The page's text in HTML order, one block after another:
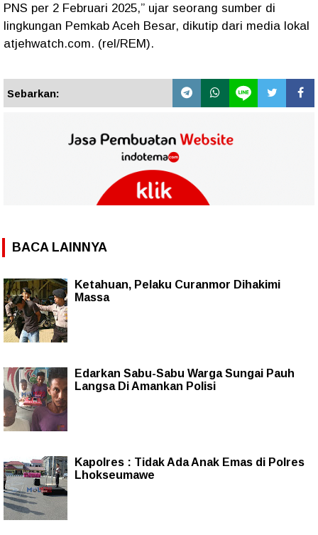
PNS per 2 Februari 2025,” ujar seorang sumber di
lingkungan Pemkab Aceh Besar, dikutip dari media lokal
atjehwatch.com. (rel/REM).
Sebarkan:
BACA LAINNYA
Ketahuan, Pelaku Curanmor Dihakimi
Massa
Edarkan Sabu-Sabu Warga Sungai Pauh
Langsa Di Amankan Polisi
Kapolres : Tidak Ada Anak Emas di Polres
Lhokseumawe